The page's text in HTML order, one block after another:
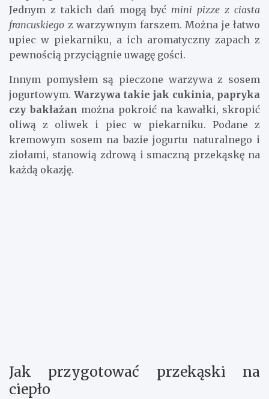
Jednym z takich dań mogą być mini pizze z ciasta
francuskiego z warzywnym farszem. Można je łatwo
upiec w piekarniku, a ich aromatyczny zapach z
pewnością przyciągnie uwagę gości.
Innym pomysłem są pieczone warzywa z sosem
jogurtowym. Warzywa takie jak cukinia, papryka
czy bakłażan można pokroić na kawałki, skropić
oliwą z oliwek i piec w piekarniku. Podane z
kremowym sosem na bazie jogurtu naturalnego i
ziołami, stanowią zdrową i smaczną przekąskę na
każdą okazję.
Jak przygotować przekąski na
ciepło